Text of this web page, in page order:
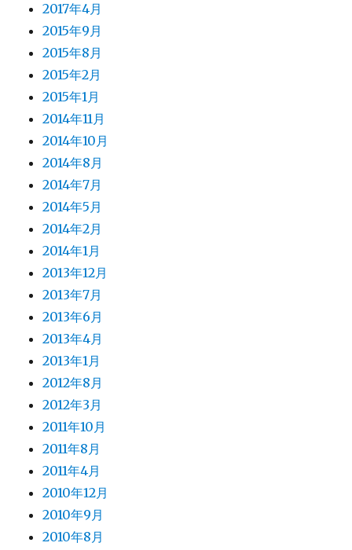
2017年4月
2015年9月
2015年8月
2015年2月
2015年1月
2014年11月
2014年10月
2014年8月
2014年7月
2014年5月
2014年2月
2014年1月
2013年12月
2013年7月
2013年6月
2013年4月
2013年1月
2012年8月
2012年3月
2011年10月
2011年8月
2011年4月
2010年12月
2010年9月
2010年8月